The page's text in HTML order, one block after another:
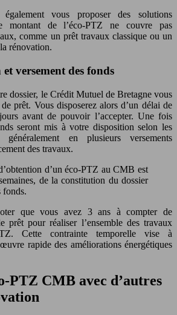
vous proposer des solutions
montant de l’éco-PTZ ne couvre pas
comme un prêt travaux classique ou un
rénovation.
versement des fonds
dossier, le Crédit Mutuel de Bretagne vous
prêt. Vous disposerez alors d’un délai de
avant de pouvoir l’accepter. Une fois
seront mis à votre disposition selon les
généralement en plusieurs versements
des travaux.
d’un éco-PTZ au CMB est
de la constitution du dossier
fonds.
que vous avez 3 ans à compter de
prêt pour réaliser l’ensemble des travaux
Cette contrainte temporelle vise à
rapide des améliorations énergétiques
PTZ CMB avec d’autres